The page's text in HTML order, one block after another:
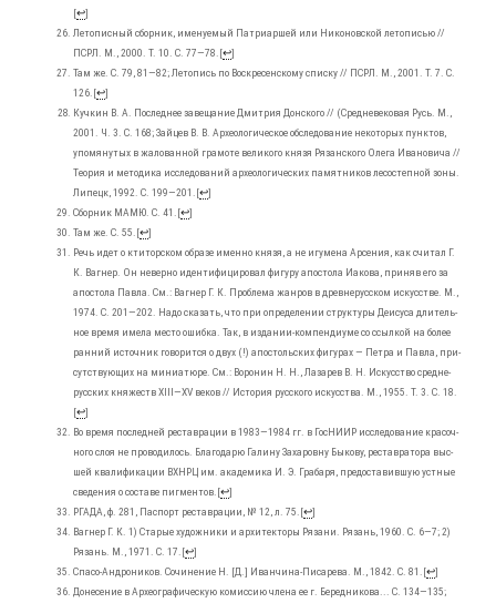
[↩]
Лето­пис­ный сбор­ник, име­ну­е­мый Пат­ри­ар­шей или Нико­нов­ской лето­пи­сью //
ПСРЛ. М., 2000. Т. 10. С. 77―78. [↩]
Там же. С. 79, 81―82; Лето­пись по Вос­кре­сен­ско­му спис­ку // ПСРЛ. М., 2001. Т. 7. С.
126. [↩]
Куч­кин В. А. Послед­нее заве­ща­ние Дмит­рия Дон­ско­го // (Сред­не­ве­ко­вая Русь. М.,
2001. Ч. 3. С. 168; Зай­цев В. В. Архео­ло­ги­че­ское обсле­до­ва­ние неко­то­рых пунк­тов,
упо­мя­ну­тых в жало­ван­ной гра­мо­те вели­ко­го кня­зя Рязан­ско­го Оле­га Ива­но­ви­ча //
Тео­рия и мето­ди­ка иссле­до­ва­ний архео­ло­ги­че­ских памят­ни­ков лесо­степ­ной зоны.
Липецк, 1992. С. 199―201. [↩]
Сбор­ник МАМЮ. С. 41. [↩]
Там же. С. 55. [↩]
Речь идет о кти­тор­ском обра­зе имен­но кня­зя, а не игу­ме­на Арсе­ния, как счи­тал Г.
К. Ваг­нер. Он невер­но иден­ти­фи­ци­ро­вал фигу­ру апо­сто­ла Иако­ва, при­няв его за
апо­сто­ла Пав­ла. См.: Ваг­нер Г. К. Про­бле­ма жан­ров в древ­не­рус­ском искус­стве. М.,
1974. С. 201―202. Надо ска­зать, что при опре­де­ле­нии струк­ту­ры Деи­су­са дли­тель­
ное вре­мя име­ла место ошиб­ка. Так, в изда­нии-ком­пен­ди­у­ме со ссыл­кой на более
ран­ний источ­ник гово­рит­ся о двух (!) апо­столь­ских фигу­рах — Пет­ра и Пав­ла, при­
сут­ству­ю­щих на мини­а­тю­ре. См.: Воро­нин Н. Н., Лаза­рев В. Н. Искус­ство сред­не­
рус­ских кня­жеств XIII―XV веков // Исто­рия рус­ско­го искус­ства. М., 1955. Т. 3. С. 18.
[↩]
Во вре­мя послед­ней рестав­ра­ции в 1983―1984 гг. в Гос­НИ­ИР иссле­до­ва­ние кра­соч­
но­го слоя не про­во­ди­лось. Бла­го­да­рю Гали­ну Заха­ров­ну Быко­ву, рестав­ра­то­ра выс­
шей ква­ли­фи­ка­ции ВХНРЦ им. ака­де­ми­ка И. Э. Гра­ба­ря, предо­ста­вив­шую уст­ные
све­де­ния о соста­ве пиг­мен­тов. [↩]
РГА­ДА, ф. 281, Пас­порт рестав­ра­ции, № 12, л. 75. [↩]
Ваг­нер Г. К. 1) Ста­рые худож­ни­ки и архи­тек­то­ры Ряза­ни. Рязань, 1960. С. 6―7; 2)
Рязань. М., 1971. С. 17. [↩]
Спа­со-Анд­ро­ни­ков. Сочи­не­ние Н. [Д.] Иван­чи­на-Писа­ре­ва. М., 1842. С. 81. [↩]
Доне­се­ние в Архео­гра­фи­че­скую комис­сию чле­на ее г. Беред­ни­ко­ва... С. 134―135;